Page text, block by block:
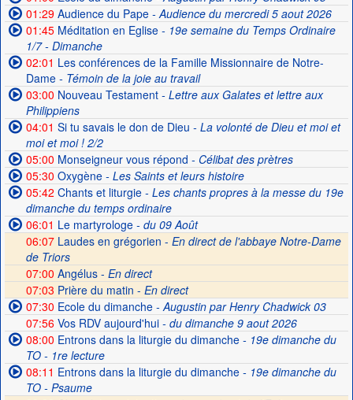
01:29Audience du Pape- Audience du mercredi 5 aout 2026
01:45Méditation en Eglise- 19e semaine du Temps Ordinaire
1/7 - Dimanche
02:01 Les conférences de la Famille Missionnaire de Notre-
Dame- Témoin de la joie au travail
03:00 Nouveau Testament- Lettre aux Galates et lettre aux
Philippiens
04:01 Si tu savais le don de Dieu - La volonté de Dieu et moi et
moi et moi ! 2/2
05:00 Monseigneur vous répond - Célibat des prètres
05:30 Oxygène- Les Saints et leurs histoire
05:42 Chants et liturgie- Les chants propres à la messe du 19e
dimanche du temps ordinaire
06:01 Le martyrologe- du 09 Août
06:07Laudes en grégorien - En direct de l'abbaye Notre-Dame
de Triors
07:00 Angélus - En direct
07:03 Prière du matin - En direct
07:30 Ecole du dimanche- Augustin par Henry Chadwick 03
07:56Vos RDV aujourd'hui- du dimanche 9 aout 2026
08:00 Entrons dans la liturgie du dimanche- 19e dimanche du
TO - 1re lecture
08:11 Entrons dans la liturgie du dimanche- 19e dimanche du
TO - Psaume